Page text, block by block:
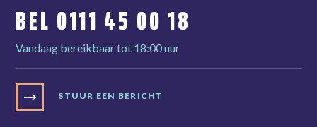
BEL 0111 45 00 18
Vandaag bereikbaar tot 18:00 uur
STUUR EEN BERICHT